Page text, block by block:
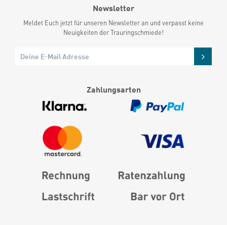
Newsletter
Meldet Euch jetzt für unseren Newsletter an und verpasst keine
Neuigkeiten der Trauringschmiede!
Zahlungsarten